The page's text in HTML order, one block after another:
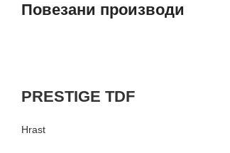
Повезани производи
PRESTIGE TDF
Hrast